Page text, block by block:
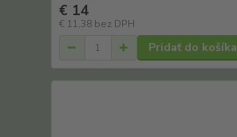
€ 14
€ 11,38 bez DPH
Pridať do košíka